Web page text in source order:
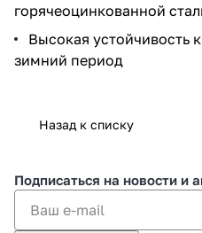
горячеоцинкованной
Высокая устойчивость
зимний период
Назад к списку
Подписаться на новости и